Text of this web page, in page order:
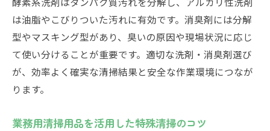
特殊清掃現場で安全な洗剤選定の具体策
消臭剤やスプレーで死臭対策を徹底する方
法
消臭剤や業務用洗剤の特徴を徹底解説
特殊清掃で活躍する消臭剤の種類と選定ポ
業務用清掃用品で効率的な消臭対策を実現
は油脂やこびりついた汚れに有効です。消臭剤には分解
型やマスキング型があり、臭いの原因や現場状況に応じ
て使い分けることが重要です。適切な洗剤・消臭剤選び
が、効率よく確実な清掃結果と安全な作業環境につなが
ります。
業務用清掃用品を活用した特殊清掃のコツ